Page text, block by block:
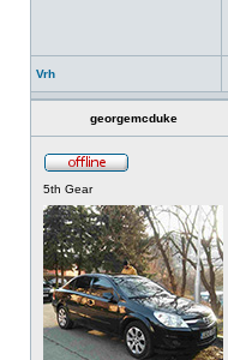
Vrh
georgemcduke
5th Gear